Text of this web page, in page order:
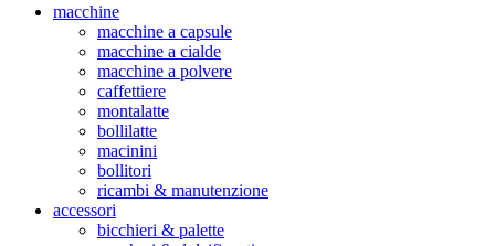
macchine
macchine a capsule
macchine a cialde
macchine a polvere
caffettiere
montalatte
bollilatte
macinini
bollitori
ricambi & manutenzione
accessori
bicchieri & palette